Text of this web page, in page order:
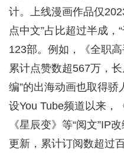
计。上线漫画作品仅
点中文”占比超过半成，
123部。例如，《全职
累计点赞数超567万，
编”的出海动画也取得
设You Tube频道以来，
《星辰变》等“阅文”IP
更新，累计订阅数超过